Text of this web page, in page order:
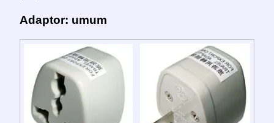
Adaptor: umum